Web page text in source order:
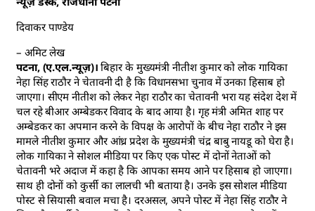
दिवाकर पाण्डेय
– अमिट लेख
पटना, (ए.एल.न्यूज़)। बिहार के मुख्यमंत्री नीतीश कुमार को लोक गायिका
नेहा सिंह राठौर ने चेतावनी दी है कि विधानसभा चुनाव में उनका हिसाब हो
जाएगा। सीएम नीतीश को लेकर नेहा राठौर का चेतावनी भरा यह संदेश देश में
चल रहे बीआर अम्बेडकर विवाद के बाद आया है। गृह मंत्री अमित शाह पर
अम्बेडकर का अपमान करने के विपक्ष के आरोपों के बीच नेहा राठौर ने इस
मामले नीतीश कुमार और आंध्र प्रदेश के मुख्यमंत्री चंद्र बाबु नायडू को घेरा है।
लोक गायिका ने सोशल मीडिया पर किए एक पोस्ट में दोनों नेताओं को
चेतावनी भरे अदाज में कहा है कि आपका समय आने पर हिसाब हो जाएगा।
साथ ही दोनों को कुर्सी का लालची भी बताया है। उनके इस सोशल मीडिया
पोस्ट से सियासी बवाल मचा है। दरअसल, अपने पोस्ट में नेहा सिंह राठौर ने